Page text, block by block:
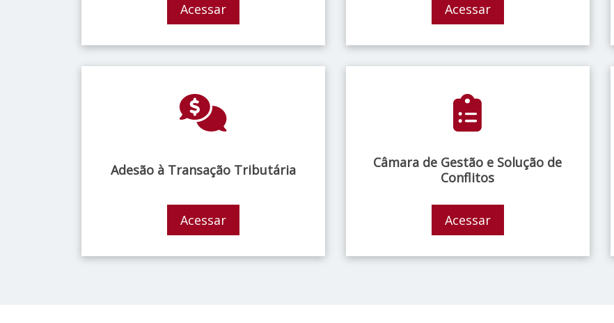
Acessar Acessar
Adesão à Transação Tributária
Acessar
Câmara de Gestão e Solução de
Conflitos
Acessar